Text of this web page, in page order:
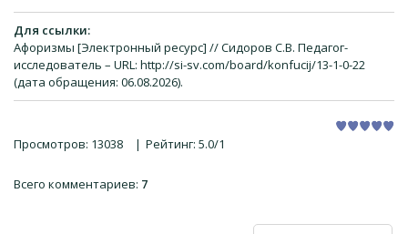
Для ссылки:
Афоризмы [Электронный ресурс] // Сидоров С.В. Педагог-
исследователь – URL: http://si-sv.com/board/konfucij/13-1-0-22
(дата обращения: 06.08.2026).
Просмотров: 13038 | Рейтинг: 5.0/1
Всего комментариев: 7